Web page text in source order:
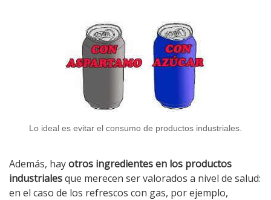
Lo ideal es evitar el consumo de productos industriales.
Además, hayotros ingredientes en los productos
industrialesque merecen ser valorados a nivel de salud:
en el caso de los refrescos con gas, por ejemplo,